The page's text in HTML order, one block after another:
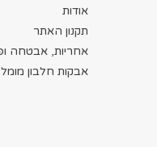
אודות
תקנון האתר
אחריות, אבטחה
אבקות חלבון